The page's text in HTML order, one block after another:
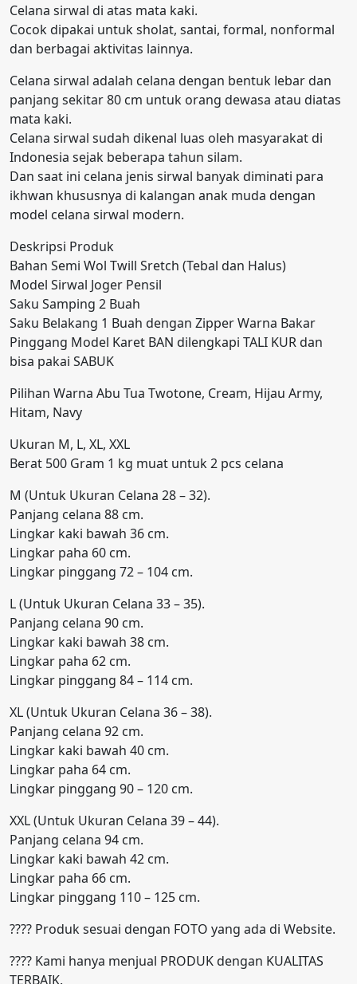
Celana sirwal di atas mata kaki.
Cocok dipakai untuk sholat, santai, formal, nonformal
dan berbagai aktivitas lainnya.
Celana sirwal adalah celana dengan bentuk lebar dan
panjang sekitar 80 cm untuk orang dewasa atau diatas
mata kaki.
Celana sirwal sudah dikenal luas oleh masyarakat di
Indonesia sejak beberapa tahun silam.
Dan saat ini celana jenis sirwal banyak diminati para
ikhwan khususnya di kalangan anak muda dengan
model celana sirwal modern.
Deskripsi Produk
Bahan Semi Wol Twill Sretch (Tebal dan Halus)
Model Sirwal Joger Pensil
Saku Samping 2 Buah
Saku Belakang 1 Buah dengan Zipper Warna Bakar
Pinggang Model Karet BAN dilengkapi TALI KUR dan
bisa pakai SABUK
Pilihan Warna Abu Tua Twotone, Cream, Hijau Army,
Hitam, Navy
Ukuran M, L, XL, XXL
Berat 500 Gram 1 kg muat untuk 2 pcs celana
M (Untuk Ukuran Celana 28 – 32).
Panjang celana 88 cm.
Lingkar kaki bawah 36 cm.
Lingkar paha 60 cm.
Lingkar pinggang 72 – 104 cm.
L (Untuk Ukuran Celana 33 – 35).
Panjang celana 90 cm.
Lingkar kaki bawah 38 cm.
Lingkar paha 62 cm.
Lingkar pinggang 84 – 114 cm.
XL (Untuk Ukuran Celana 36 – 38).
Panjang celana 92 cm.
Lingkar kaki bawah 40 cm.
Lingkar paha 64 cm.
Lingkar pinggang 90 – 120 cm.
XXL (Untuk Ukuran Celana 39 – 44).
Panjang celana 94 cm.
Lingkar kaki bawah 42 cm.
Lingkar paha 66 cm.
Lingkar pinggang 110 – 125 cm.
???? Produk sesuai dengan FOTO yang ada di Website.
???? Kami hanya menjual PRODUK dengan KUALITAS
TERBAIK.